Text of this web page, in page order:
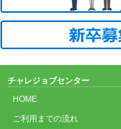
チャレジョブセンター
HOME
ご利用までの流れ